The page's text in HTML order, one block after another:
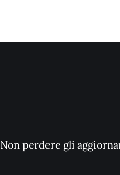
Non perdere gli